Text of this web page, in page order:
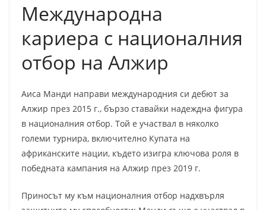
Международна
кариера с националния
отбор на Алжир
Аиса Манди направи международния си дебют за
Алжир през 2015 г., бързо ставайки надеждна фигура
в националния отбор. Той е участвал в няколко
големи турнира, включително Купата на
африканските нации, където изигра ключова роля в
победната кампания на Алжир през 2019 г.
Приносът му към националния отбор надхвърля